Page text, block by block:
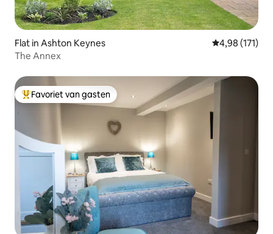
Flat in Ashton Keynes Gemiddelde
4,98 (171)
The Annex
Topfavoriet van gasten
Favoriet van gasten